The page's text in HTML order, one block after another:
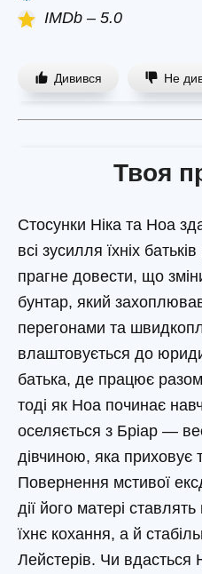
IMDb – 5.0
Дивився Не
Твоя
Стосунки Ніка та Ноа
всі зусилля їхніх
прагне довести, що
бунтар, який
перегонами та
влаштовується до
батька, де працює
тоді як Ноа починає
оселяється з Бріар —
дівчиною, яка приховує
Повернення мстивої
дії його матері
їхнє кохання, а й
Лейстерів. Чи вдасться